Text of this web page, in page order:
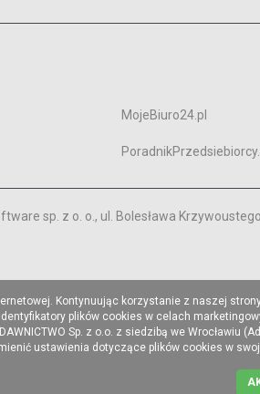
MojeBiuro24.pl
sp. z o. o., ul. Bolesława Krzywoustego
Kontynuując korzystanie z naszej
plików cookies w celach
Sp. z o.o. z siedzibą we
ustawienia dotyczące plików cookies w